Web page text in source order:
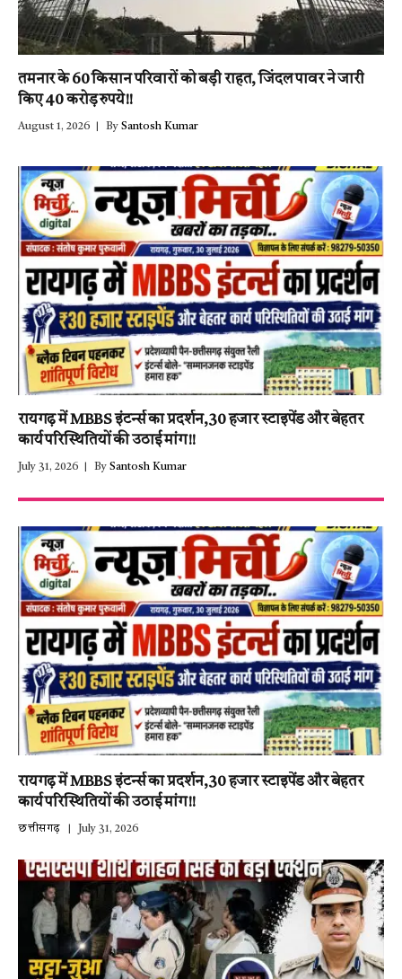
तमनार के 60 किसान परिवारों को बड़ी राहत, जिंदल पावर ने जारी
किए 40 करोड़ रुपये!!
August 1, 2026 By Santosh Kumar
रायगढ़ में MBBS इंटर्न्स का प्रदर्शन,30 हजार स्टाइपेंड और बेहतर
कार्य परिस्थितियों की उठाई मांग!!
July 31, 2026 By Santosh Kumar
रायगढ़ में MBBS इंटर्न्स का प्रदर्शन,30 हजार स्टाइपेंड और बेहतर
कार्य परिस्थितियों की उठाई मांग!!
छत्तीसगढ़ July 31, 2026